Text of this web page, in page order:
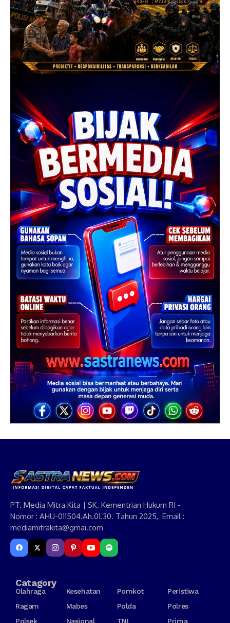
PT. Media Mitra Kita | SK. Kementrian Hukum RI -
Nomor : AHU-011504.Ah.01.30. Tahun 2025, Email :
mediamitrakita@gmai.com
Catagory
Olahraga Kesehatan Pomkot
Peristiwa
Ragam
Mabes Polda
Polres
Polsek
Nasional TNI Prima